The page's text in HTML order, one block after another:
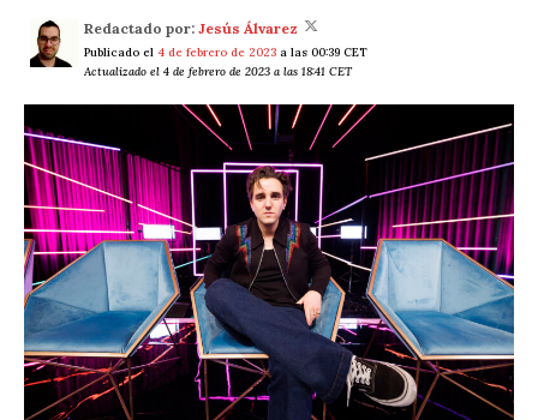
Redactado por: Jesús Álvarez
Publicado el 4 de febrero de 2023 a las 00:39 CET
Actualizado el 4 de febrero de 2023 a las 18:41 CET